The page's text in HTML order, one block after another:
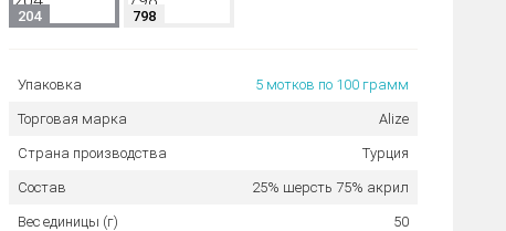
204 798
Упаковка 5 мотков по 100 грамм
Торговая марка Alize
Страна производства Турция
Состав 25% шерсть 75% акрил
Вес единицы (г) 50